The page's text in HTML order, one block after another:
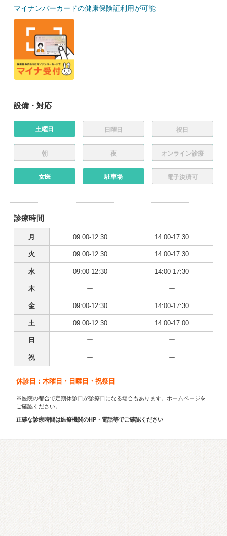
マイナンバーカードの健康保険証利用が可能
設備・対応
土曜日 日曜日 祝日
朝 夜 オンライン診療
女医 駐車場 電子決済可
診療時間
月 09:00-12:30 14:00-17:30
火 09:00-12:30 14:00-17:30
水 09:00-12:30 14:00-17:30
木 ー ー
金 09:00-12:30 14:00-17:30
土 09:00-12:30 14:00-17:00
日 ー ー
祝 ー ー
休診日：木曜日・日曜日・祝祭日
※医院の都合で定期休診日が診療日になる場合もあります。ホームページを
ご確認ください。
正確な診療時間は医療機関のHP・電話等でご確認ください